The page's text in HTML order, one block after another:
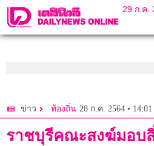
29 ก.ค.
ข่าว ท้องถิ่น 28 ก.ค. 2564 • 14:01
ราชบุรีคณะสงฆ์มอบ